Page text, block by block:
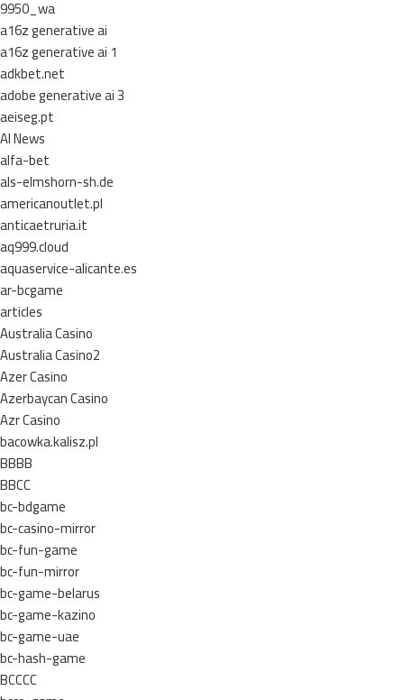
9950_wa
a16z generative ai
a16z generative ai 1
adkbet.net
adobe generative ai 3
aeiseg.pt
AI News
alfa-bet
als-elmshorn-sh.de
americanoutlet.pl
anticaetruria.it
aq999.cloud
aquaservice-alicante.es
ar-bcgame
articles
Australia Casino
Australia Casino2
Azer Casino
Azerbaycan Casino
Azr Casino
bacowka.kalisz.pl
BBBB
BBCC
bc-bdgame
bc-casino-mirror
bc-fun-game
bc-fun-mirror
bc-game-belarus
bc-game-kazino
bc-game-uae
bc-hash-game
BCCCC